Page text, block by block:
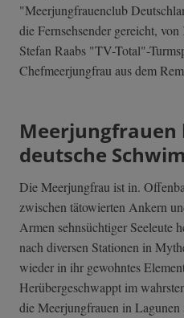
"Meerjungfrauenclub
die Fernsehsender gereicht,
Stefan Raabs "TV-Total"-
Chefmeerjungfrau aus dem
Meerjungfrauen
deutsche
Die Meerjungfrau ist in.
zwischen tätowierten Ankern
Armen sehnsüchtiger Seeleute
nach diversen Stationen in
wieder in ihr gewohntes
Herübergeschwappt im
die Meerjungfrauen in